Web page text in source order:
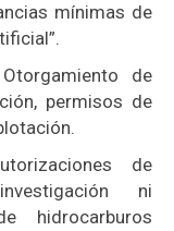
mínimas de
de
permisos de
de
ni
hidrocarburos